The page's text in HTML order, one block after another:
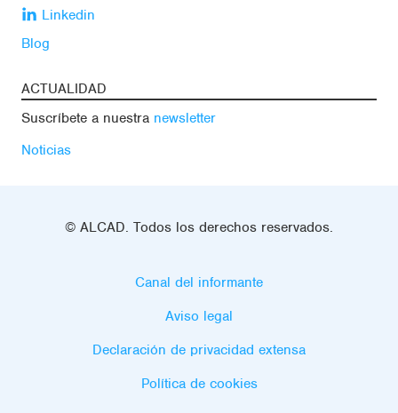
Linkedin
Blog
ACTUALIDAD
Suscríbete a nuestra newsletter
Noticias
© ALCAD. Todos los derechos reservados.
Canal del informante
Aviso legal
Declaración de privacidad extensa
Política de cookies